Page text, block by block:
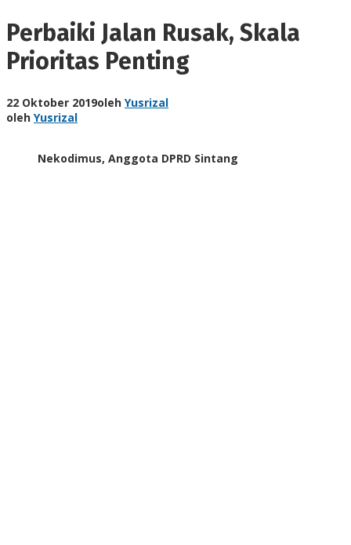
Perbaiki Jalan Rusak, Skala
Prioritas Penting
22 Oktober 2019oleh Yusrizal
oleh Yusrizal
Nekodimus, Anggota DPRD Sintang